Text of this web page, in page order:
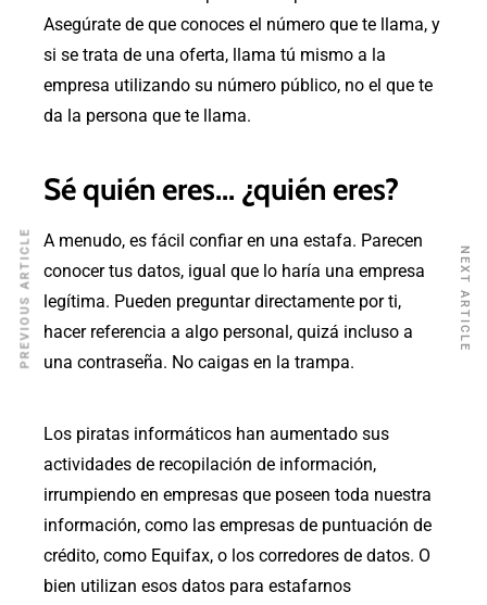
Asegúrate de que conoces el número que te llama, y
si se trata de una oferta, llama tú mismo a la
empresa utilizando su número público, no el que te
da la persona que te llama.
Sé quién eres... ¿quién eres?
A menudo, es fácil confiar en una estafa. Parecen
conocer tus datos, igual que lo haría una empresa
legítima. Pueden preguntar directamente por ti,
hacer referencia a algo personal, quizá incluso a
una contraseña. No caigas en la trampa.
Los piratas informáticos han aumentado sus
actividades de recopilación de información,
irrumpiendo en empresas que poseen toda nuestra
información, como las empresas de puntuación de
crédito, como Equifax, o los corredores de datos. O
bien utilizan esos datos para estafarnos
PREVIOUS ARTICLE NEXT ARTICLE